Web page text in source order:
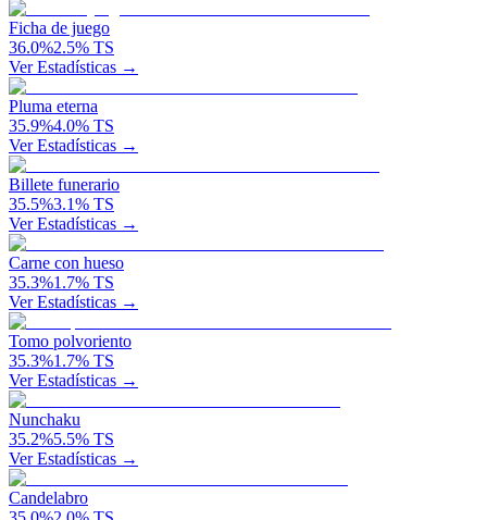
Ficha de juego
36.0%2.5% TS
Ver Estadísticas →
Pluma eterna
35.9%4.0% TS
Ver Estadísticas →
Billete funerario
35.5%3.1% TS
Ver Estadísticas →
Carne con hueso
35.3%1.7% TS
Ver Estadísticas →
Tomo polvoriento
35.3%1.7% TS
Ver Estadísticas →
Nunchaku
35.2%5.5% TS
Ver Estadísticas →
Candelabro